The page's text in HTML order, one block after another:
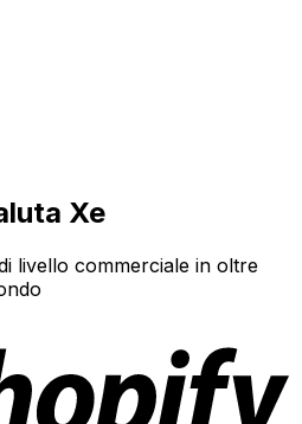
Xe
livello commerciale in oltre